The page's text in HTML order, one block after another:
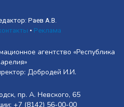
Раев А.В.
• Реклама
агентство «Республика
Добродей И.И.
пр. А. Невского, 65
+7 (8142) 56-00-00